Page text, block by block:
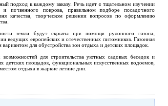
подход к каждому заказу. Речь идет о тщательном изучении
и почвенного покрова, правильном подборе посадочного
качества, творческом решении вопросов по оформлению
земли будут скрыты при помощи рулонного газона,
ведущих европейских и отечественных питомников. Газонная
вариантом для обустройства зон отдыха и детских площадок.
возможностей для строительства уютных садовых беседок и
детских площадок, функциональных искусственных водоемов,
отдыха в жаркие летние дни.